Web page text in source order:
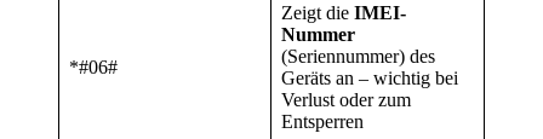
*#06#
Zeigt die IMEI-
Nummer
(Seriennummer) des
Geräts an – wichtig bei
Verlust oder zum
Entsperren